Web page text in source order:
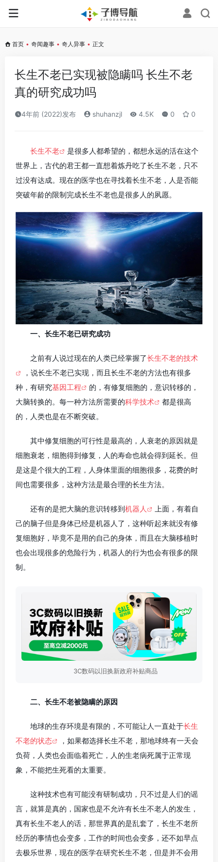
首页 • 奇闻趣事 • 奇人异事 • 正文
长生不老已实现被隐瞒吗 长生不老
真的研究成功吗
4年前 (2022)发布 shuhanzjl 4.5K 0 0
长生不老
是很多人都希望的，都想永远的活在这个
世界上，古代的君王都一直想着炼丹吃了长生不老，只不
过没有达成。现在的医学也在寻找着长生不老，人是否能
突破年龄的限制完成长生不老也是很多人的夙愿。
一、长生不老已研究成功
之前有人说过现在的人类已经掌握了长生不老的技术
，说长生不老已实现，而且长生不老的方法也有很多
种，有研究基因工程
的，有修复细胞的，意识转移的，
大脑转换的。每一种方法所需要的科学技术
都是很高
的，人类也是在不断突破。
其中修复细胞的可行性是最高的，人衰老的原因就是
细胞衰老，细胞得到修复，人的寿命也就会得到延长。但
是这是个很大的工程，人身体里面的细胞很多，花费的时
间也需要很多，这种方法是最合理的长生方法。
还有的是把大脑的意识转移到机器人
上面，有着自
己的脑子但是身体已经是机器人了，这种听起来就没有修
复细胞好，毕竟不是用的自己的身体，而且在大脑移植时
也会出现很多的危险行为，机器人的行为也会有很多的限
制。
3C数码以旧换新政府补贴商品
二、长生不老被隐瞒的原因
地球的生存环境是有限的，不可能让人一直处于长生
不老的状态
，如果都选择长生不老，那地球终有一天会
负荷，人类也会面临着死亡，人的生老病死属于正常现
象，不能把生死看的太重要。
这种技术也有可能没有研制成功，只不过是人们的谣
言，就算是真的，国家也是不允许有长生不老人的发生，
真有长生不老人的话，那世界真的是乱套了，长生不老所
经历的事情也会变多，工作的时间也会变多，还不如早点
去极乐世界，现在的医学在研究长生不老，但是并不会用